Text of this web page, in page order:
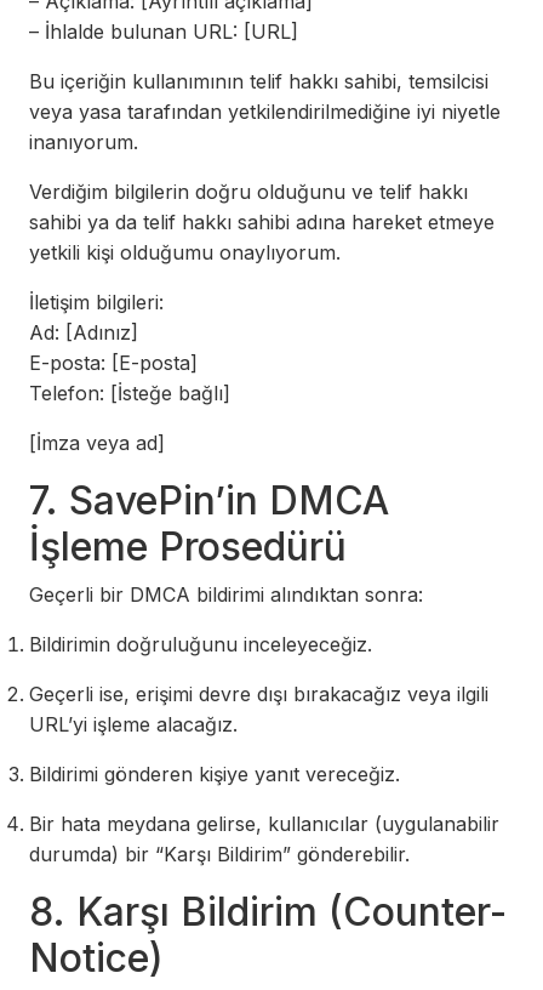
– İhlalde bulunan URL: [URL]
Bu içeriğin kullanımının telif hakkı sahibi, temsilcisi
veya yasa tarafından yetkilendirilmediğine iyi niyetle
inanıyorum.
Verdiğim bilgilerin doğru olduğunu ve telif hakkı
sahibi ya da telif hakkı sahibi adına hareket etmeye
yetkili kişi olduğumu onaylıyorum.
İletişim bilgileri:
Ad: [Adınız]
E-posta: [E-posta]
Telefon: [İsteğe bağlı]
[İmza veya ad]
7. SavePin’in DMCA
İşleme Prosedürü
Geçerli bir DMCA bildirimi alındıktan sonra:
Bildirimin doğruluğunu inceleyeceğiz.
Geçerli ise, erişimi devre dışı bırakacağız veya ilgili
URL’yi işleme alacağız.
Bildirimi gönderen kişiye yanıt vereceğiz.
Bir hata meydana gelirse, kullanıcılar (uygulanabilir
durumda) bir “Karşı Bildirim” gönderebilir.
8. Karşı Bildirim (Counter-
Notice)